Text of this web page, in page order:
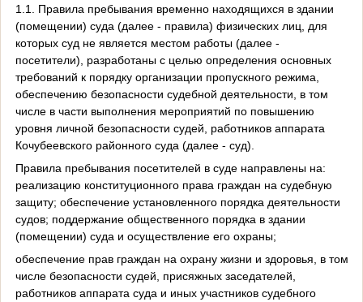
1.1. Правила пребывания временно находящихся в здании
(помещении) суда (далее - правила) физических лиц, для
которых суд не является местом работы (далее -
посетители), разработаны с целью определения основных
требований к порядку организации пропускного режима,
обеспечению безопасности судебной деятельности, в том
числе в части выполнения мероприятий по повышению
уровня личной безопасности судей, работников аппарата
Кочубеевского районного суда (далее - суд).
Правила пребывания посетителей в суде направлены на:
реализацию конституционного права граждан на судебную
защиту; обеспечение установленного порядка деятельности
судов; поддержание общественного порядка в здании
(помещении) суда и осуществление его охраны;
обеспечение прав граждан на охрану жизни и здоровья, в том
числе безопасности судей, присяжных заседателей,
работников аппарата суда и иных участников судебного